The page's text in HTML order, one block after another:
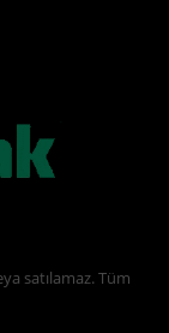
satılamaz. Tüm